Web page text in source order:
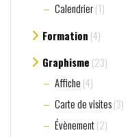
Calendrier(1)
Formation (4)
Graphisme (23)
Affiche (4)
Carte de visites(3)
Évènement(2)